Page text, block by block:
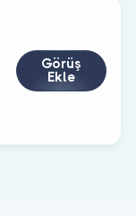
Görüş
Ekle